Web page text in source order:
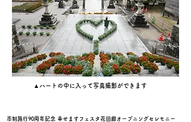
▲ハートの中に入って写真撮影ができます
市制施行90周年記念 幸せますフェスタ花回廊オープニングセレモニー